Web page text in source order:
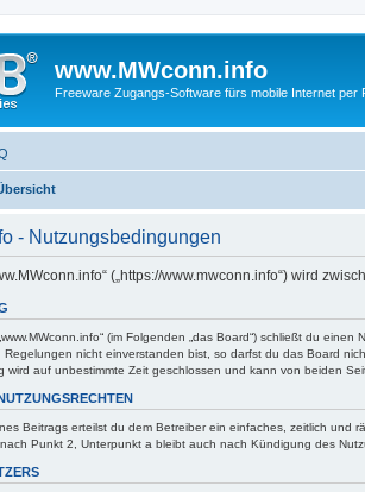
www.MWconn.info
Freeware Zugangs-Software fürs mobile Internet per
- Nutzungsbedingungen
(„https://www.mwconn.info“) wird
(im Folgenden „das Board“) schließt du
Regelungen nicht einverstanden bist, so darfst du das Board
wird auf unbestimmte Zeit geschlossen und kann von beiden
Beitrags erteilst du dem Betreiber ein einfaches, zeitlich und
Punkt 2, Unterpunkt a bleibt auch nach Kündigung des